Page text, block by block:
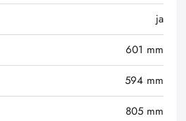
ja
601 mm
594 mm
805 mm